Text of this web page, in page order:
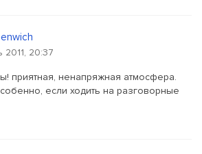
20:37
приятная, ненапряжная атмосфера.
если ходить на разговорные